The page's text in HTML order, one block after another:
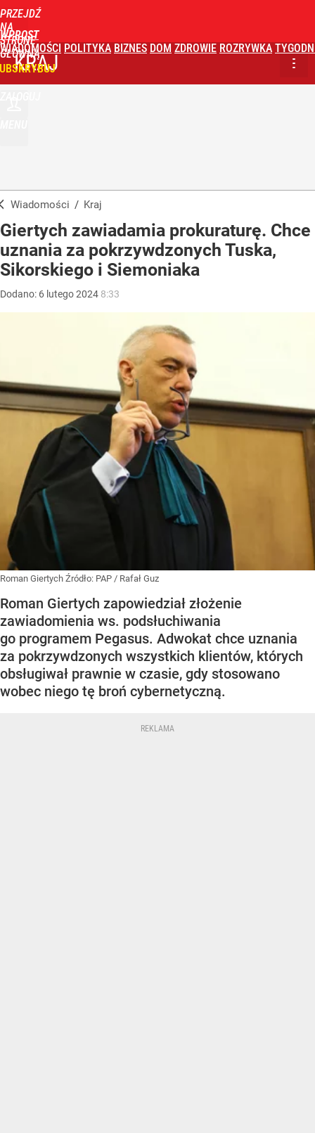
PRZEJDŹ
NA
STRONĘ
GŁÓWNĄ
WPROST
WIADOMOŚCI POLITYKA BIZNES DOM ZDROWIE ROZRYWKA
KRAJ
Wiadomości / Kraj
Giertych zawiadamia prokuraturę. Chce
uznania za pokrzywdzonych Tuska,
Sikorskiego i Siemoniaka
Dodano: 6 lutego2024 8:33
Roman Giertych Źródło: PAP / Rafał Guz
Roman Giertych zapowiedział złożenie
zawiadomienia ws. podsłuchiwania
go programem Pegasus. Adwokat chce uznania
za pokrzywdzonych wszystkich klientów, których
obsługiwał prawnie w czasie, gdy stosowano
wobec niego tę broń cybernetyczną.